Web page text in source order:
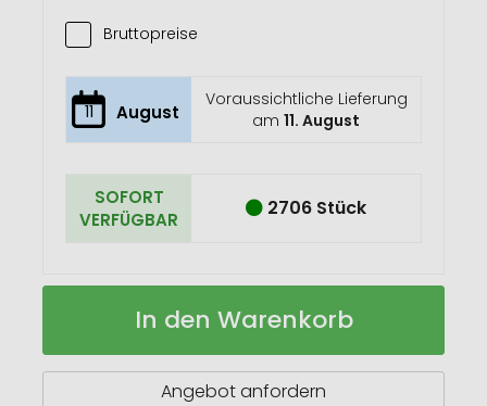
Bruttopreise
11 August
Voraussichtliche Lieferung
am11. August
SOFORT
VERFÜGBAR
2706 Stück
Gestrickte
Auf
In den Warenkorb
Angebot anfordern